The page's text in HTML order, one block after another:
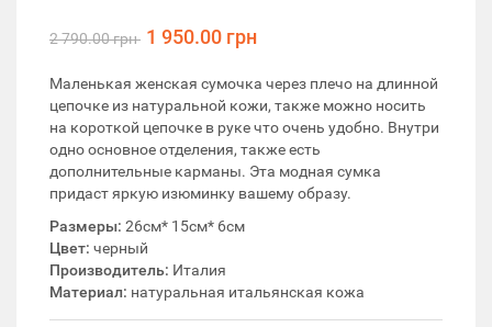
2 790.00 грн 1 950.00 грн
Маленькая женская сумочка через плечо на длинной
цепочке из натуральной кожи, также можно носить
на короткой цепочке в руке что очень удобно. Внутри
одно основное отделения, также есть
дополнительные карманы. Эта модная сумка
придаст яркую изюминку вашему образу.
Размеры: 26см* 15см* 6см
Цвет: черный
Производитель: Италия
Материал: натуральная итальянская кожа